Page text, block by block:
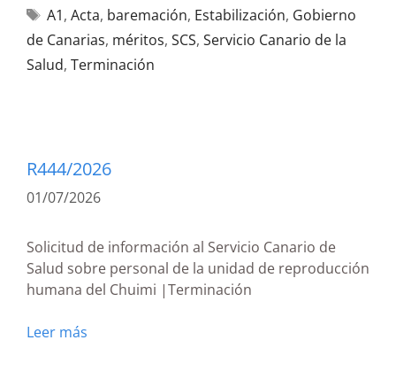
A1, Acta, baremación, Estabilización, Gobierno
de Canarias, méritos, SCS, Servicio Canario de la
Salud, Terminación
R444/2026
01/07/2026
Solicitud de información al Servicio Canario de
Salud sobre personal de la unidad de reproducción
humana del Chuimi |Terminación
Leer más